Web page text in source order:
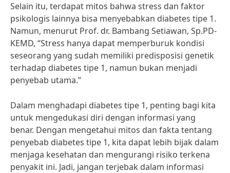
Selain itu, terdapat mitos bahwa stress dan faktor
psikologis lainnya bisa menyebabkan diabetes tipe 1.
Namun, menurut Prof. dr. Bambang Setiawan, Sp.PD-
KEMD, “Stress hanya dapat memperburuk kondisi
seseorang yang sudah memiliki predisposisi genetik
terhadap diabetes tipe 1, namun bukan menjadi
penyebab utama.”
Dalam menghadapi diabetes tipe 1, penting bagi kita
untuk mengedukasi diri dengan informasi yang
benar. Dengan mengetahui mitos dan fakta tentang
penyebab diabetes tipe 1, kita dapat lebih bijak dalam
menjaga kesehatan dan mengurangi risiko terkena
penyakit ini. Jadi, jangan terjebak dalam informasi